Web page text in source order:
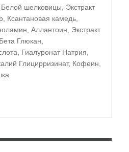
шелковицы, Экстракт
Ксантановая камедь,
Аллантоин, Экстракт
Глюкан,
Гиалуронат Натрия,
Глицирризинат, Кофеин,